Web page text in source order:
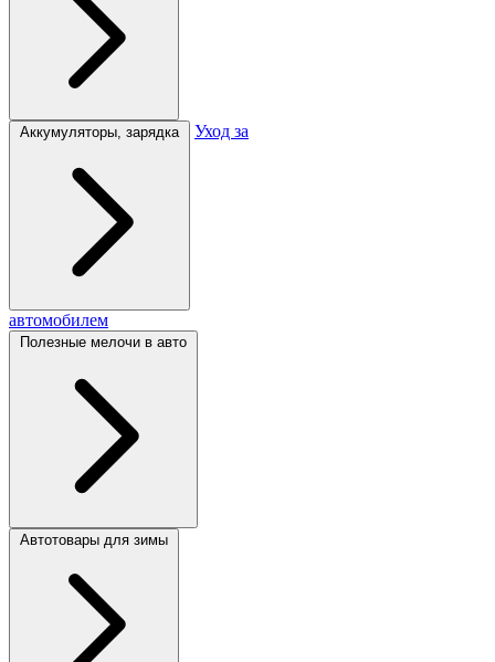
Аккумуляторы, зарядка Уход за
автомобилем
Полезные мелочи в авто
Автотовары для зимы